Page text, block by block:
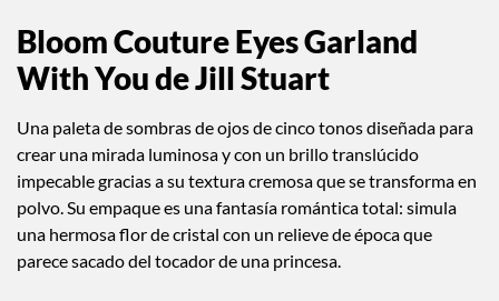
Bloom Couture Eyes Garland
With You de Jill Stuart
Una paleta de sombras de ojos de cinco tonos diseñada para
crear una mirada luminosa y con un brillo translúcido
impecable gracias a su textura cremosa que se transforma en
polvo. Su empaque es una fantasía romántica total: simula
una hermosa flor de cristal con un relieve de época que
parece sacado del tocador de una princesa.